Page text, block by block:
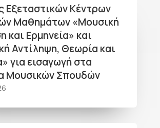
Εξεταστικών Κέντρων
Μαθημάτων «Μουσική
και Ερμηνεία» και
Αντίληψη, Θεωρία και
για εισαγωγή στα
Μουσικών Σπουδών